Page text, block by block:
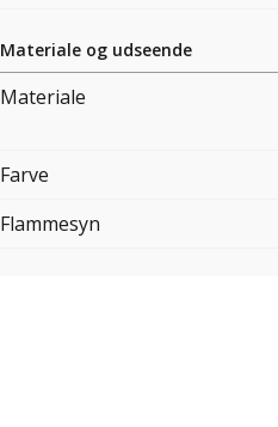
Materiale og udseende
Materiale
Farve
Flammesyn